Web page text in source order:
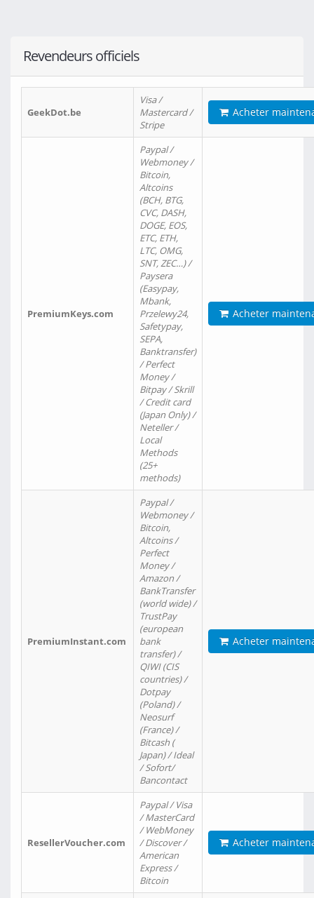
Revendeurs officiels
GeekDot.be
Visa /
Mastercard /
Stripe
Acheter
PremiumKeys.com
Paypal /
Webmoney /
Bitcoin,
Altcoins
(BCH, BTG,
CVC, DASH,
DOGE, EOS,
ETC, ETH,
LTC, OMG,
SNT, ZEC…) /
Paysera
(Easypay,
Mbank,
Przelewy24,
Safetypay,
SEPA,
Banktransfer)
/ Perfect
Money /
Bitpay / Skrill
/ Credit card
(Japan Only) /
Neteller /
Local
Methods
(25+
methods)
Acheter
PremiumInstant.com
Paypal /
Webmoney /
Bitcoin,
Altcoins /
Perfect
Money /
Amazon /
BankTransfer
(world wide) /
TrustPay
(european
bank
transfer) /
QIWI (CIS
countries) /
Dotpay
(Poland) /
Neosurf
(France) /
Bitcash (
Japan) / Ideal
/ Sofort/
Bancontact
Acheter
ResellerVoucher.com
Paypal / Visa
/ MasterCard
/ WebMoney
/ Discover /
American
Express /
Bitcoin
Acheter